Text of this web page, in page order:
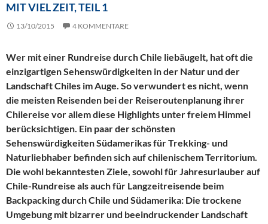
MIT VIEL ZEIT, TEIL 1
13/10/2015 4 KOMMENTARE
Wer mit einer Rundreise durch Chile liebäugelt, hat oft die
einzigartigen Sehenswürdigkeiten in der Natur und der
Landschaft Chiles im Auge. So verwundert es nicht, wenn
die meisten Reisenden bei der Reiseroutenplanung ihrer
Chilereise vor allem diese Highlights unter freiem Himmel
berücksichtigen. Ein paar der schönsten
Sehenswürdigkeiten Südamerikas für Trekking- und
Naturliebhaber befinden sich auf chilenischem Territorium.
Die wohl bekanntesten Ziele, sowohl für Jahresurlauber auf
Chile-Rundreise als auch für Langzeitreisende beim
Backpacking durch Chile und Südamerika: Die trockene
Umgebung mit bizarrer und beeindruckender Landschaft